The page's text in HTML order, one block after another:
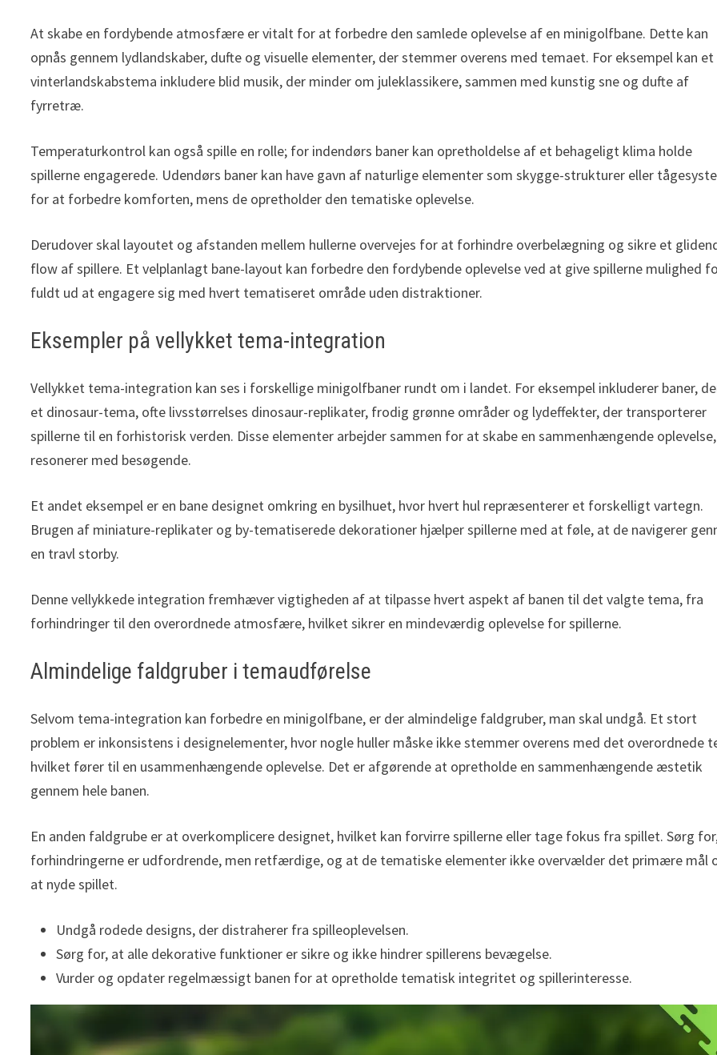
At skabe en fordybende atmosfære er vitalt for at forbedre den samlede oplevelse af en minigolfbane. Dette kan
opnås gennem lydlandskaber, dufte og visuelle elementer, der stemmer overens med temaet. For eksempel kan et
vinterlandskabstema inkludere blid musik, der minder om juleklassikere, sammen med kunstig sne og dufte af
fyrretræ.
Temperaturkontrol kan også spille en rolle; for indendørs baner kan opretholdelse af et behageligt klima holde
spillerne engagerede. Udendørs baner kan have gavn af naturlige elementer som skygge-strukturer eller
for at forbedre komforten, mens de opretholder den tematiske oplevelse.
Derudover skal layoutet og afstanden mellem hullerne overvejes for at forhindre overbelægning og sikre et
flow af spillere. Et velplanlagt bane-layout kan forbedre den fordybende oplevelse ved at give spillerne mulighed
fuldt ud at engagere sig med hvert tematiseret område uden distraktioner.
Eksempler på vellykket tema-integration
Vellykket tema-integration kan ses i forskellige minigolfbaner rundt om i landet. For eksempel inkluderer baner,
et dinosaur-tema, ofte livsstørrelses dinosaur-replikater, frodig grønne områder og lydeffekter, der transporterer
spillerne til en forhistorisk verden. Disse elementer arbejder sammen for at skabe en sammenhængende
resonerer med besøgende.
Et andet eksempel er en bane designet omkring en bysilhuet, hvor hvert hul repræsenterer et forskelligt vartegn.
Brugen af miniature-replikater og by-tematiserede dekorationer hjælper spillerne med at føle, at de navigerer
en travl storby.
Denne vellykkede integration fremhæver vigtigheden af at tilpasse hvert aspekt af banen til det valgte tema, fra
forhindringer til den overordnede atmosfære, hvilket sikrer en mindeværdig oplevelse for spillerne.
Almindelige faldgruber i temaudførelse
Selvom tema-integration kan forbedre en minigolfbane, er der almindelige faldgruber, man skal undgå. Et stort
problem er inkonsistens i designelementer, hvor nogle huller måske ikke stemmer overens med det overordnede
hvilket fører til en usammenhængende oplevelse. Det er afgørende at opretholde en sammenhængende æstetik
gennem hele banen.
En anden faldgrube er at overkomplicere designet, hvilket kan forvirre spillerne eller tage fokus fra spillet. Sørg
forhindringerne er udfordrende, men retfærdige, og at de tematiske elementer ikke overvælder det primære mål
at nyde spillet.
Undgå rodede designs, der distraherer fra spilleoplevelsen.
Sørg for, at alle dekorative funktioner er sikre og ikke hindrer spillerens bevægelse.
Vurder og opdater regelmæssigt banen for at opretholde tematisk integritet og spillerinteresse.